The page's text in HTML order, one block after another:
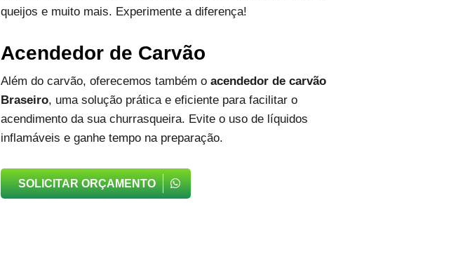
queijos e muito mais. Experimente a diferença!
Acendedor de Carvão
Além do carvão, oferecemos também o acendedor de carvão
Braseiro, uma solução prática e eficiente para facilitar o
acendimento da sua churrasqueira. Evite o uso de líquidos
inflamáveis e ganhe tempo na preparação.
SOLICITAR ORÇAMENTO